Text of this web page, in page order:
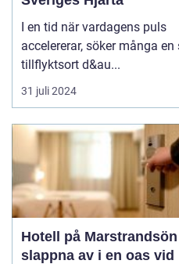
I en tid när vardagens puls
accelererar, söker många en
tillflyktsort d&au...
31 juli 2024
Hotell på
slappna av i en oas vid